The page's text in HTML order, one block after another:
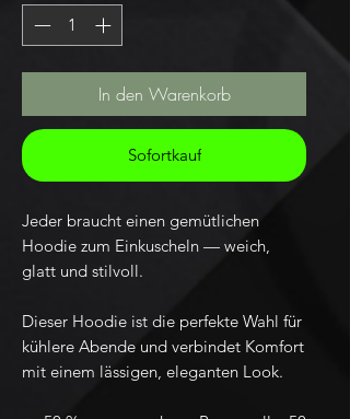
In den Warenkorb
Sofortkauf
Jeder braucht einen gemütlichen
Hoodie zum Einkuscheln — weich,
glatt und stilvoll.
Dieser Hoodie ist die perfekte Wahl für
kühlere Abende und verbindet Komfort
mit einem lässigen, eleganten Look.